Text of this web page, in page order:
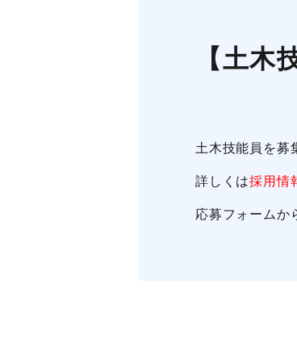
【土木
土木技能員を募
詳しくは採用情
応募フォームか